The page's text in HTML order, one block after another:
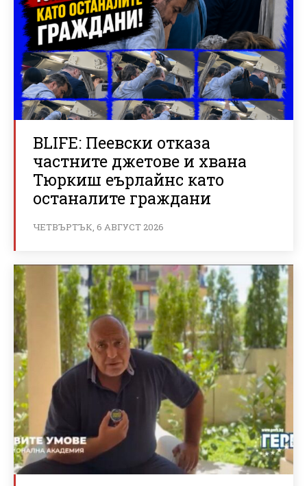
BLIFE: Пеевски отказа
частните джетове и хвана
Тюркиш еърлайнс като
останалите граждани
ЧЕТВЪРТЪК, 6 АВГУСТ 2026